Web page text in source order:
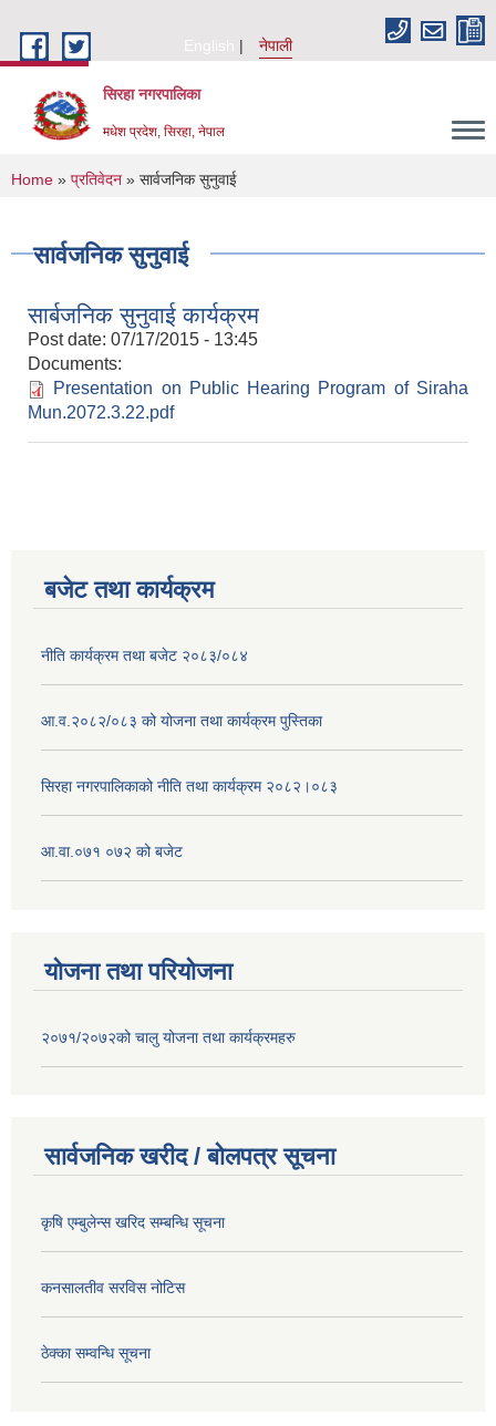
English
नेपाली
सिरहा नगरपालिका
मधेश प्रदेश, सिरहा, नेपाल
You are here
Home » प्रतिवेदन » सार्वजनिक सुनुवाई
सार्वजनिक सुनुवाई
सार्बजनिक सुनुवाई कार्यक्रम
Post date: 07/17/2015 - 13:45
Documents:
Presentation on Public Hearing Program of Siraha
Mun.2072.3.22.pdf
बजेट तथा कार्यक्रम
नीति कार्यक्रम तथा बजेट २०८३/०८४
आ.व.२०८२/०८३ को योजना तथा कार्यक्रम पुस्तिका
सिरहा नगरपालिकाको नीति तथा कार्यक्रम २०८२।०८३
आ.वा.०७१ ०७२ को बजेट
योजना तथा परियोजना
२०७१/२०७२को चालु योजना तथा कार्यक्रमहरु
सार्वजनिक खरीद / बोलपत्र सूचना
कृषि एम्बुलेन्स खरिद सम्बन्धि सूचना
कनसालतीव सरविस नोटिस
ठेक्का सम्वन्धि सूचना